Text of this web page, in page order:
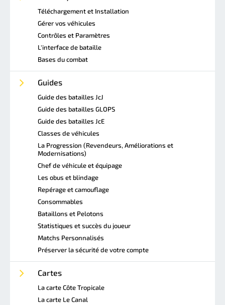
Téléchargement et Installation
Gérer vos véhicules
Contrôles et Paramètres
L'interface de bataille
Bases du combat
Guides
Guide des batailles JcJ
Guide des batailles GLOPS
Guide des batailles JcE
Classes de véhicules
La Progression (Revendeurs, Améliorations et
Modernisations)
Chef de véhicule et équipage
Les obus et blindage
Repérage et camouflage
Consommables
Bataillons et Pelotons
Statistiques et succès du joueur
Matchs Personnalisés
Préserver la sécurité de votre compte
Cartes
La carte Côte Tropicale
La carte Le Canal